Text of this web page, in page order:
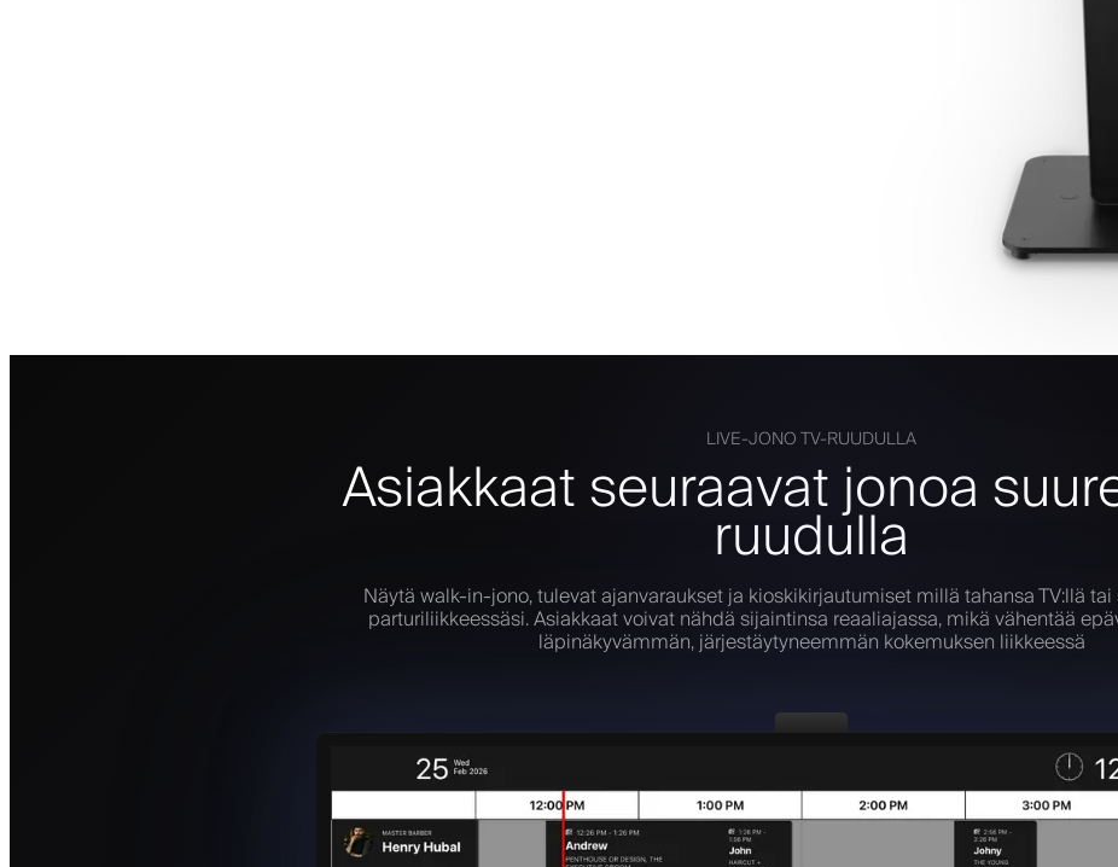
LIVE-JONO TV-RUUDULLA
Asiakkaat seuraavat jonoa
ruudulla
Näytä walk-in-jono, tulevat ajanvaraukset ja kioskikirjautumiset millä tahansa TV:llä
parturiliikkeessäsi. Asiakkaat voivat nähdä sijaintinsa reaaliajassa, mikä vähentää
läpinäkyvämmän, järjestäytyneemmän kokemuksen liikkeessä